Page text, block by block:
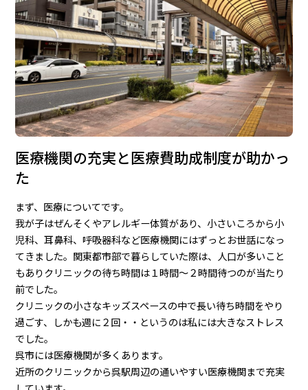
医療機関の充実と医療費助成制度が助かっ
た
まず、医療についてです。
我が子はぜんそくやアレルギー体質があり、小さいころから小
児科、耳鼻科、呼吸器科など医療機関にはずっとお世話になっ
てきました。関東都市部で暮らしていた際は、人口が多いこと
もありクリニックの待ち時間は１時間～２時間待つのが当たり
前でした。
クリニックの小さなキッズスペースの中で長い待ち時間をやり
過ごす、しかも週に２回・・というのは私には大きなストレス
でした。
呉市には医療機関が多くあります。
近所のクリニックから呉駅周辺の通いやすい医療機関まで充実